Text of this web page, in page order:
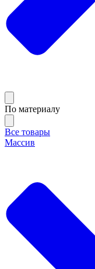
По материалу
Все товары
Массив